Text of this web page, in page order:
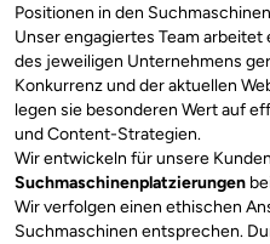
Positionen in den
Unser engagiertes Team
des jeweiligen Unternehmens
Konkurrenz und der aktuellen
legen sie besonderen Wert auf
und Content-Strategien.
Wir entwickeln für unsere Kunden
Suchmaschinenplatzierungen
Wir verfolgen einen ethischen
Suchmaschinen entsprechen.